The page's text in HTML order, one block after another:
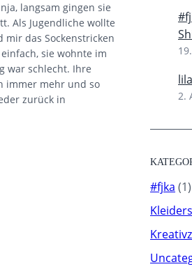
langsam gingen sie
Als Jugendliche wollte
das Sockenstricken
sie wohnte im
war schlecht. Ihre
immer mehr und so
zurück in
2.
#fjka (1)